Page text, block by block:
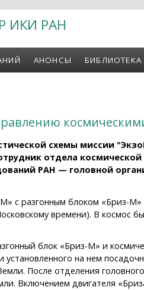
ИКИ РАН
АНОНСЫ БИБЛИОТЕКА
схемы миссии
отдела
РАН — головной
с разгонным блоком «Бриз-
времени). В космос
блок «Бриз-М» и
на нем
После отделения
Включением двигателя